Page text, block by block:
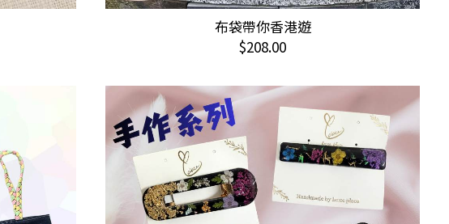
加入購物車
布袋帶你香港遊
$208.00